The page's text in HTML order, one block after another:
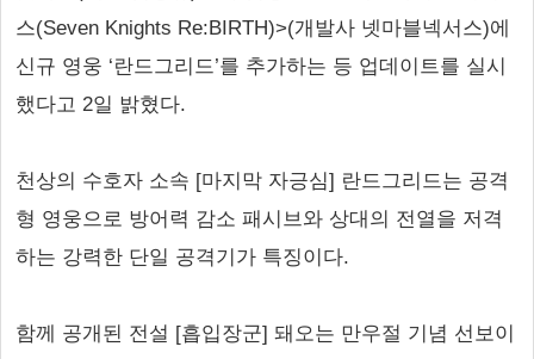
스(Seven Knights Re:BIRTH)>(개발사 넷마블넥서스)에
신규 영웅 ‘란드그리드’를 추가하는 등 업데이트를 실시
했다고 2일 밝혔다.
천상의 수호자 소속 [마지막 자긍심] 란드그리드는 공격
형 영웅으로 방어력 감소 패시브와 상대의 전열을 저격
하는 강력한 단일 공격기가 특징이다.
함께 공개된 전설 [흡입장군] 돼오는 만우절 기념 선보이